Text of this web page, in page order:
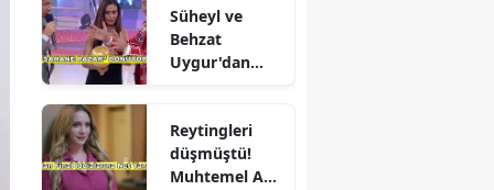
Süheyl ve
Behzat
Uygur'dan
Reytingleri
düşmüştü!
Muhtemel Aşk